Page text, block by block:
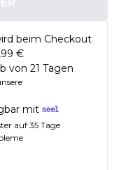
beim Checkout
€
von 21 Tagen
mit
auf 35 Tage